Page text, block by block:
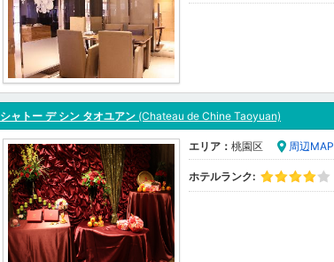
シャトー デ シン タオユアン (Chateau de Chine Taoyuan)
エリア： 桃園区 周辺MAP
ホテルランク: